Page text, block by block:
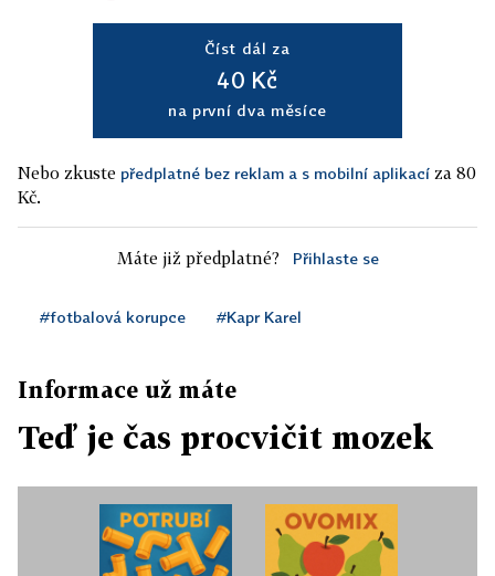
Číst dál za
40 Kč
na první dva měsíce
Nebo zkuste předplatné bez reklam a s mobilní aplikací za 80
Kč.
Máte již předplatné? Přihlaste se
#fotbalová korupce #Kapr Karel
Informace už máte
Teď je čas procvičit mozek